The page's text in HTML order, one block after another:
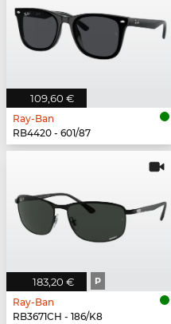
109,60 €
Ray-Ban
RB4420 - 601/87
183,20 € P
Ray-Ban
RB3671CH - 186/K8